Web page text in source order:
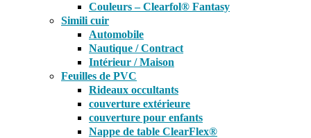
Couleurs – Clearfol® Fantasy
Simili cuir
Automobile
Nautique / Contract
Intérieur / Maison
Feuilles de PVC
Rideaux occultants
couverture extérieure
couverture pour enfants
Nappe de table ClearFlex®